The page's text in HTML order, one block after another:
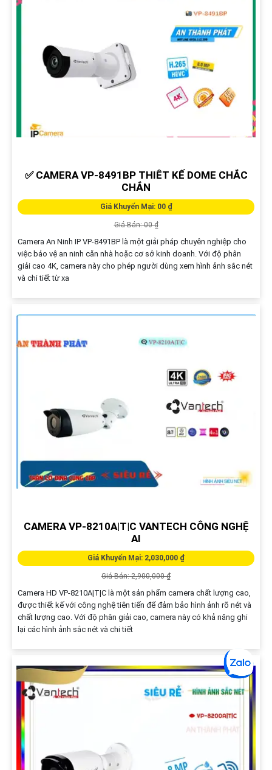
✅ CAMERA VP-8491BP THIÊT KẾ DOME CHẮC
CHẮN
Giá Khuyến Mại: 00 ₫
Giá Bán: 00 ₫
Camera An Ninh IP VP-8491BP là một giải pháp chuyên nghiệp cho
việc bảo vệ an ninh căn nhà hoặc cơ sở kinh doanh. Với độ phân
giải cao 4K, camera này cho phép người dùng xem hình ảnh sắc nét
và chi tiết từ xa
CAMERA VP-8210A|T|C VANTECH CÔNG NGHỆ
AI
Giá Khuyến Mại: 2,030,000 ₫
Giá Bán: 2,900,000 ₫
Camera HD VP-8210A|T|C là một sản phẩm camera chất lượng cao,
được thiết kế với công nghệ tiên tiến để đảm bảo hình ảnh rõ nét và
chất lượng cao. Với độ phân giải cao, camera này có khả năng ghi
lại các hình ảnh sắc nét và chi tiết